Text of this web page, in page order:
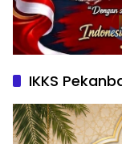
IKKS